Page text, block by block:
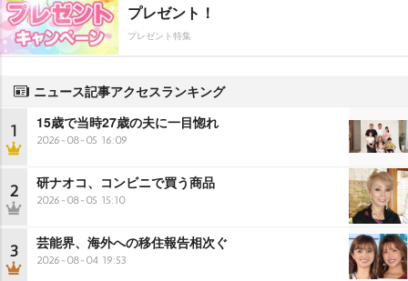
プレゼント！
プレゼント特集
ニュース記事アクセスランキング
1 15歳で当時27歳の夫に一目惚れ
2026-08-05 16:09
2 研ナオコ、コンビニで買う商品
2026-08-05 15:10
3 芸能界、海外への移住報告相次ぐ
2026-08-04 19:53